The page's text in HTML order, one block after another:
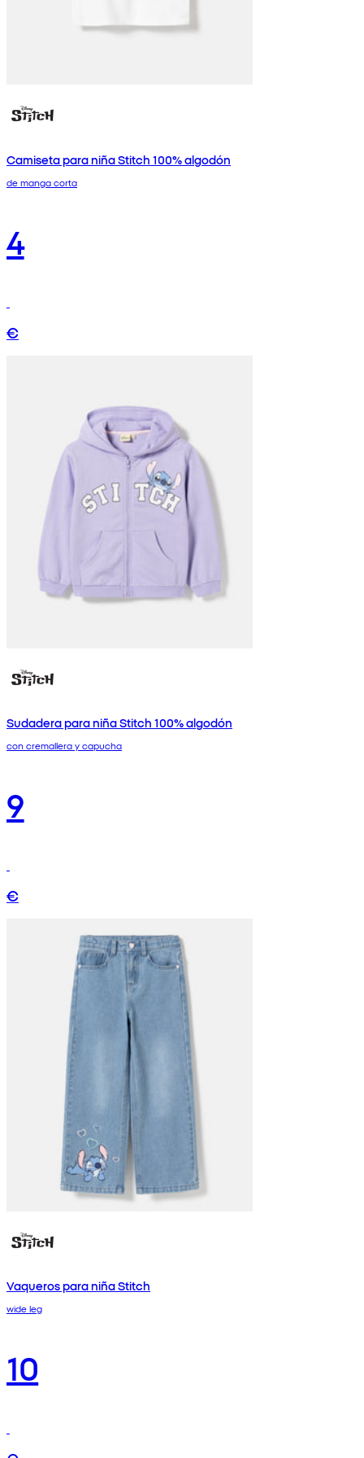
Camiseta para niña Stitch 100% algodón
de manga corta
4
€
Sudadera para niña Stitch 100% algodón
con cremallera y capucha
9
€
Vaqueros para niña Stitch
wide leg
10